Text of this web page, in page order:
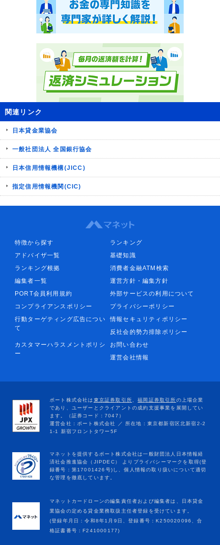
関連リンク
日本貸金業協会
一般社団法人 全国銀行協会
日本信用情報機構(JICC)
指定信用情報機関(CIC)
特徴から探す
ランキング
アドバイザ一覧
基礎知識
ランキング根拠
消費者金融ATM検索
編集者一覧
運営方針・編集方針
PORT会員利用規約
外部サービスの利用について
コンプライアンスポリシー
プライバシーポリシー
行動ターゲティング広告につい
て
情報セキュリティポリシー
反社会的勢力排除ポリシー
カスタマーハラスメントポリシ
ー
お問い合わせ
運営会社情報
マネットカードローンの編集責任者および編集者は、日本貸金
業協会の定める貸金業務取扱主任者登録を受けています。
(登録年月日：令和8年1月9日、登録番号：K250020096、合
格証書番号：F241000177)